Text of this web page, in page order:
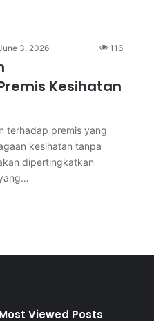
3, 2026 116
Kesihatan
terhadap premis yang
kesihatan tanpa
dipertingkatkan
Most Viewed Posts